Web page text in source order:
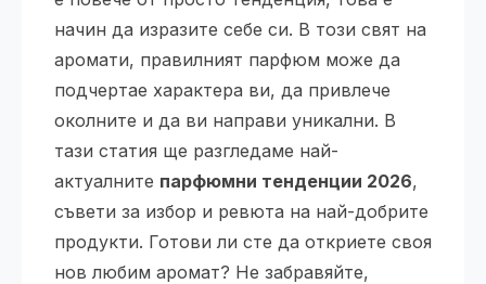
начин да изразите себе си. В този свят на
аромати, правилният парфюм може да
подчертае характера ви, да привлече
околните и да ви направи уникални. В
тази статия ще разгледаме най-
актуалните парфюмни тенденции 2026,
съвети за избор и ревюта на най-добрите
продукти. Готови ли сте да откриете своя
нов любим аромат? Не забравяйте,